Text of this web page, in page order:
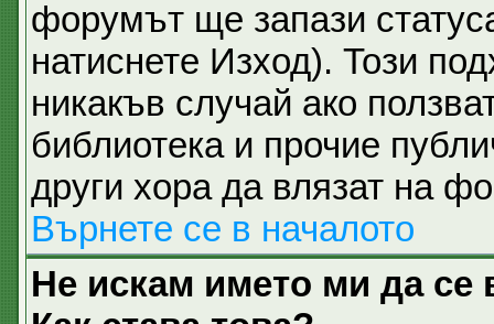
форумът ще запази
натиснете Изход). Този
никакъв случай ако
библиотека и прочие
други хора да влязат на
Върнете се в началото
Не искам името ми да се